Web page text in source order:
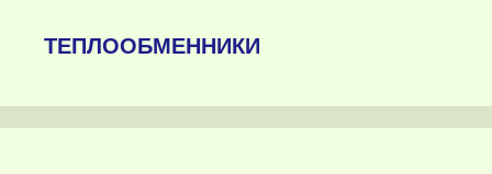
ТЕПЛООБМЕННИКИ